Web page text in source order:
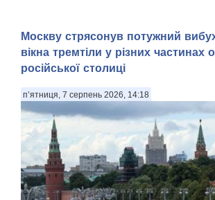
Москву стрясонув потужний
вікна тремтіли у різних частинах
російської столиці
п’ятниця, 7 серпень 2026, 14:18